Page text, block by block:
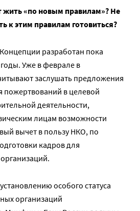
«по новым правилам»? Не
к этим правилам готовиться?
разработан пока
Уже в феврале в
заслушать предложения
пожертвований в целевой
деятельности,
лицам возможности
вычет в пользу НКО, по
кадров для
особого статуса
организаций